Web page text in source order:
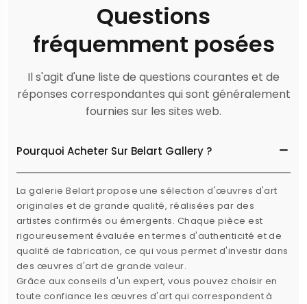
Questions
fréquemment posées
Il s'agit d'une liste de questions courantes et de
réponses correspondantes qui sont généralement
fournies sur les sites web.
Pourquoi Acheter Sur Belart Gallery ?
La galerie Belart propose une sélection d'œuvres d'art
originales et de grande qualité, réalisées par des
artistes confirmés ou émergents. Chaque pièce est
rigoureusement évaluée en termes d'authenticité et de
qualité de fabrication, ce qui vous permet d'investir dans
des œuvres d'art de grande valeur.
Grâce aux conseils d'un expert, vous pouvez choisir en
toute confiance les œuvres d'art qui correspondent à